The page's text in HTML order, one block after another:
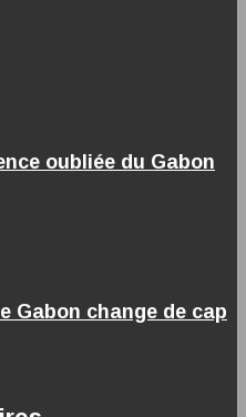
oubliée du Gabon
Gabon change de cap